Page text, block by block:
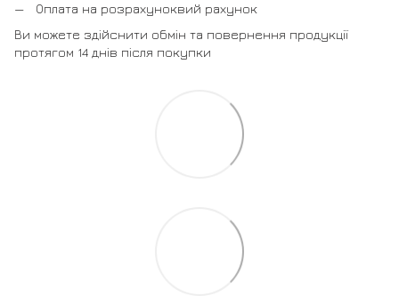
Оплата на розрахуноквий рахунок
Ви можете здійснити обмін та повернення продукції
протягом 14 днів після покупки